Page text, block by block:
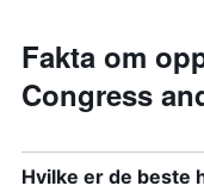
Fakta om
Congress
Hvilke er de beste